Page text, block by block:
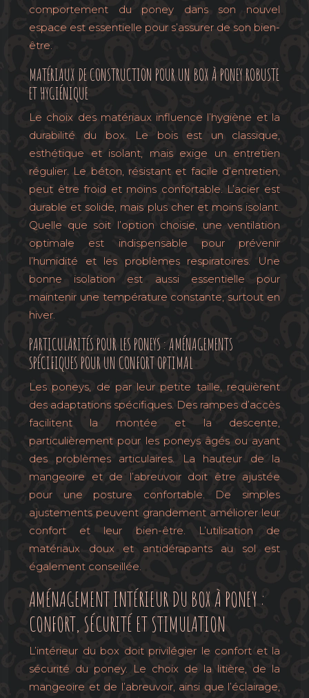
comportement du poney dans son nouvel
espace est essentielle pour s’assurer de son bien-
être.
MATÉRIAUX DE CONSTRUCTION POUR UN BOX À PONEY ROBUSTE
ET HYGIÉNIQUE
Le choix des matériaux influence l’hygiène et la
durabilité du box. Le bois est un classique,
esthétique et isolant, mais exige un entretien
régulier. Le béton, résistant et facile d’entretien,
peut être froid et moins confortable. L’acier est
durable et solide, mais plus cher et moins isolant.
Quelle que soit l’option choisie, une ventilation
optimale est indispensable pour prévenir
l’humidité et les problèmes respiratoires. Une
bonne isolation est aussi essentielle pour
maintenir une température constante, surtout en
hiver.
PARTICULARITÉS POUR LES PONEYS : AMÉNAGEMENTS
SPÉCIFIQUES POUR UN CONFORT OPTIMAL
Les poneys, de par leur petite taille, requièrent
des adaptations spécifiques. Des rampes d’accès
facilitent la montée et la descente,
particulièrement pour les poneys âgés ou ayant
des problèmes articulaires. La hauteur de la
mangeoire et de l’abreuvoir doit être ajustée
pour une posture confortable. De simples
ajustements peuvent grandement améliorer leur
confort et leur bien-être. L’utilisation de
matériaux doux et antidérapants au sol est
également conseillée.
AMÉNAGEMENT INTÉRIEUR DU BOX À PONEY :
CONFORT, SÉCURITÉ ET STIMULATION
L’intérieur du box doit privilégier le confort et la
sécurité du poney. Le choix de la litière, de la
mangeoire et de l’abreuvoir, ainsi que l’éclairage,